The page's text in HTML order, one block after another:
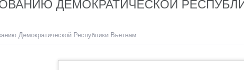
ДЕМОКРАТИЧЕСКОЙ
Демократической Республики Вьетнам